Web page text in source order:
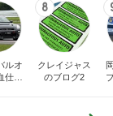
ルオ
仕入
8
クレイジャス
のブログ2